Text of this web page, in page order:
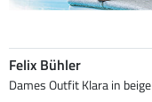
Felix Bühler
Dames Outfit Klara in beige